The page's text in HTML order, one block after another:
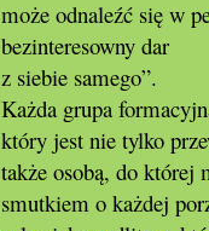
może odnaleźć się w
bezinteresowny dar
z siebie samego”.
Każda grupa
który jest nie tylko
także osobą, do której
smutkiem o każdej